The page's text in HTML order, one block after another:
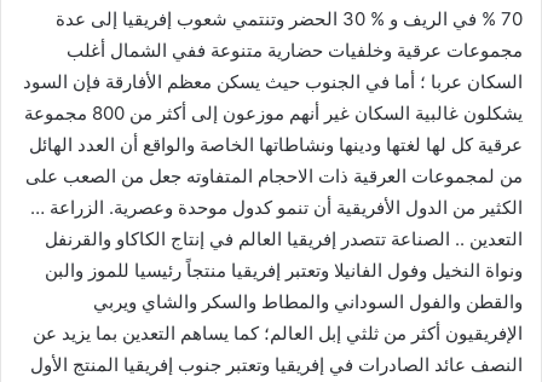
70 % في الريف و % 30 الحضر وتنتمي شعوب إفريقيا إلى عدة
مجموعات عرقية وخلفيات حضارية متنوعة ففي الشمال أغلب
السكان عربا ؛ أما في الجنوب حيث يسكن معظم الأفارقة فإن السود
يشكلون غالبية السكان غير أنهم موزعون إلى أكثر من 800 مجموعة
عرقية كل لها لغتها ودينها ونشاطاتها الخاصة والواقع أن العدد الهائل
من لمجموعات العرقية ذات الاحجام المتفاوته جعل من الصعب على
الكثير من الدول الأفريقية أن تنمو كدول موحدة وعصرية. الزراعة …
التعدين .. الصناعة تتصدر إفريقيا العالم في إنتاج الكاكاو والقرنفل
ونواة النخيل وفول الفانيلا وتعتبر إفريقيا منتجاً رئيسيا للموز والبن
والقطن والفول السوداني والمطاط والسكر والشاي ويربي
الإفريقيون أكثر من ثلثي إبل العالم؛ كما يساهم التعدين بما يزيد عن
النصف عائد الصادرات في إفريقيا وتعتبر جنوب إفريقيا المنتج الأول